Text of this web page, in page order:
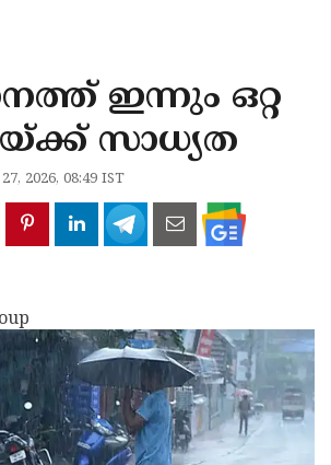
ഇന്നും ഒറ്റ
സാധ്യത
2026, 08:49 IST